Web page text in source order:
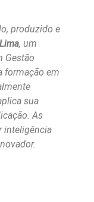
produzido e
, um
Gestão
formação em
sua
As
inteligência